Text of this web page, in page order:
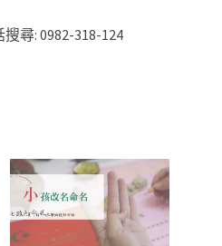
尋: 0982-318-124